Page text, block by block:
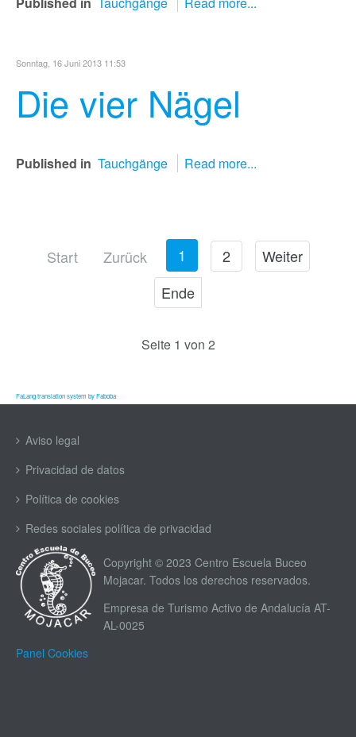
Sonntag, 16 Juni 2013 11:53
Die vier Nägel
Published in Tauchgänge Read more...
Start Zurück 1 2
Weiter
Ende
Seite 1 von 2
FaLang translation system by Faboba
Aviso legal
Privacidad de datos
Política de cookies
Redes sociales política de privacidad
Copyright © 2023 Centro Escuela Buceo
Mojacar. Todos los derechos reservados.
Empresa de Turismo Activo de Andalucía AT-
AL-0025
Panel Cookies